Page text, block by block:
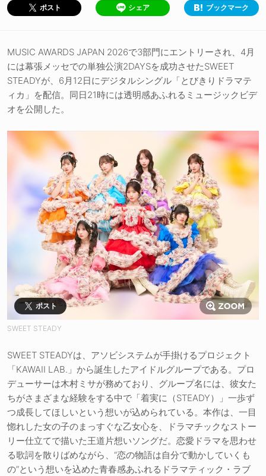
ポスト シェア ブックマーク
MUSIC AWARDS JAPAN 2026で3部門にエントリーされ、4月
には幕張メッセでの単独公演2DAYSを成功させたSWEET
STEADYが、6月12日にデジタルシングル「とびきりドラマテ
ィカ」を配信。同日21時には透明感あふれるミュージックビデ
オを公開した。
ポスト
SWEET STEADY
SWEET STEADYは、アソビシステムが手掛けるプロジェクト
「KAWAII LAB.」から誕生したアイドルグループである。プロ
デューサーは木村ミサが務めており、グループ名には、彼女た
ちがさまざまな経験をする中で「着実に（STEADY）」一歩ず
つ成長してほしいという想いが込められている。本作は、一目
惚れした女の子のまっすぐな乙女心を、ドラマチックなストー
リー仕立てで描いた王道片想いソングだ。恋愛ドラマを思わせ
る歌詞を散りばめながら、“恋の物語は自分で動かしていくも
の”という想いを込めた青春感あふれるドラマティック・ラブ